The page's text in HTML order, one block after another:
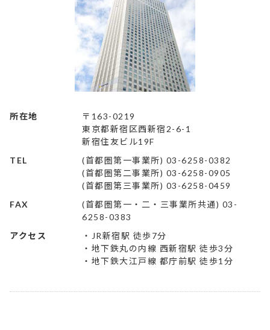
所在地
〒163-0219
東京都新宿区西新宿2-6-1
新宿住友ビル19F
TEL
(首都圏第一事業所) 03-6258-0382
(首都圏第二事業所) 03-6258-0905
(首都圏第三事業所) 03-6258-0459
FAX
(首都圏第一・二・三事業所共通) 03-
6258-0383
アクセス
・JR新宿駅 徒歩7分
・地下鉄丸の内線 西新宿駅 徒歩3分
・地下鉄大江戸線 都庁前駅 徒歩1分